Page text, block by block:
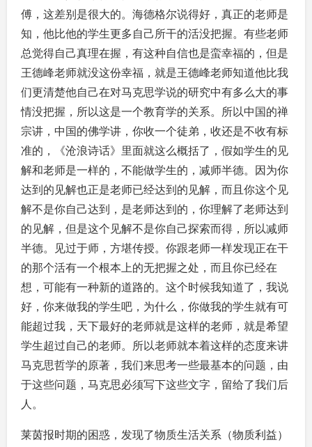
傅，这差别是很大的。海德格尔说得好，真正的老师是
知，他比他的学生更多自己所干的活没把握。有些老师
总觉得自己真理在握，有这种自信也是蛮幸福的，但是
王德峰老师就没这份幸福，就是王德峰老师知道他比我
们更清楚他自己在对马克思学说的研究中有多么大的事
情没把握，所以这是一个教育学的关系。所以中国的禅
宗讲，中国的佛学讲，你收一个徒弟，收还是不收有标
准的，《沧浪诗话》里面就这么概括了，假如学生的见
解和老师是一样的，不能做学生的，减师半德。因为你
达到的见解也正是老师已经达到的见解，而且你这个见
解不是你自己达到，是老师达到的，你理解了老师达到
的见解，但是这个见解不是你自己探索而得，所以减师
半德。见过于师，方堪传授。你跟老师一样发现正在干
的那个活有一个根本上的无把握之处，而且你已经在
想，可能有一种新的道路的。这个时候我知道了，我说
好，你来做我的学生吧，为什么，你做我的学生就有可
能超过我，天下最好的老师就是这样的老师，就是希望
学生超过自己的老师。所以老师就本着这样的态度来讲
马克思哲学的原著，我们来思考一些最基本的问题，由
于这些问题，马克思必须写下这些文字，留给了我们后
人。
莱茵报时期的困惑，发现了物质生活关系（物质利益）